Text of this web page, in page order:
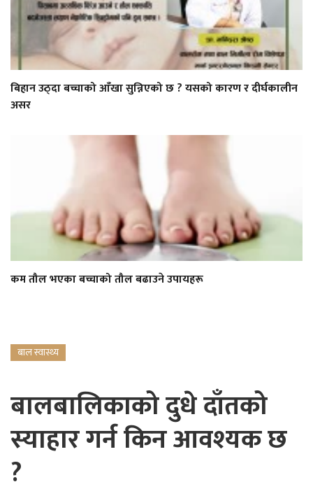
बिहान उठ्दा बच्चाको आँखा सुन्निएको छ ? यसको कारण र दीर्घकालीन
असर
कम तौल भएका बच्चाको तौल बढाउने उपायहरू
बाल स्वास्थ्य
बालबालिकाको दुधे दाँतको
स्याहार गर्न किन आवश्यक छ
?